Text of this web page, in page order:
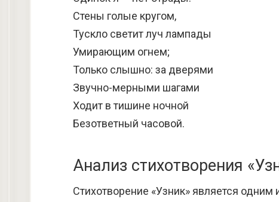
Стены голые кругом,
Тускло светит луч лампады
Умирающим огнем;
Только слышно: за дверями
Звучно-мерными шагами
Ходит в тишине ночной
Безответный часовой.
Анализ стихотворения
Стихотворение «Узник» является